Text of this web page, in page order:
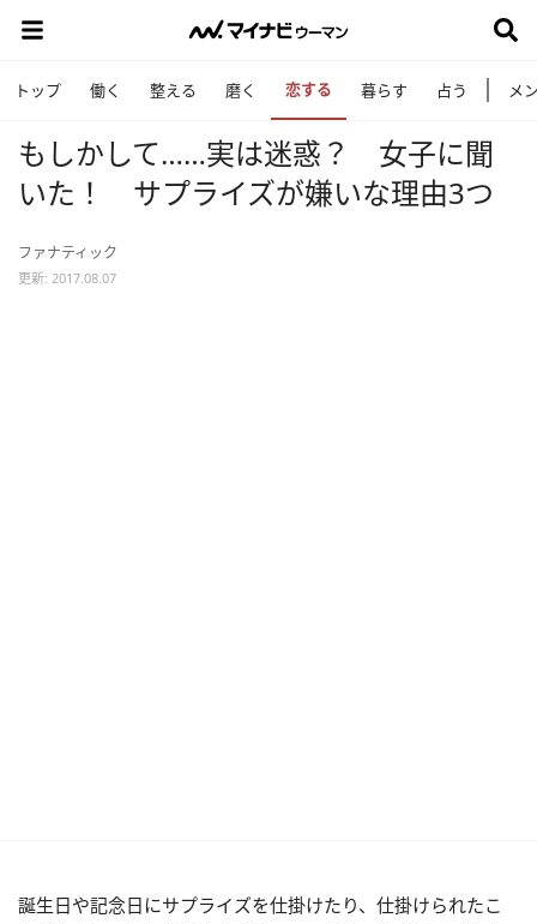
トップ 働く 整える 磨く 恋する 暮らす 占う メ
もしかして……実は迷惑？ 女子に聞
いた！ サプライズが嫌いな理由3つ
ファナティック
更新: 2017.08.07
誕生日や記念日にサプライズを仕掛けたり、仕掛けられたこ